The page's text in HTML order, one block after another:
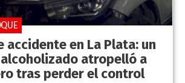
accidente en La Plata: un
atropelló a
tras perder el control